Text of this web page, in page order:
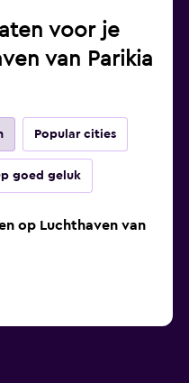
voor je
van Parikia
Popular cities
goed geluk
op Luchthaven van